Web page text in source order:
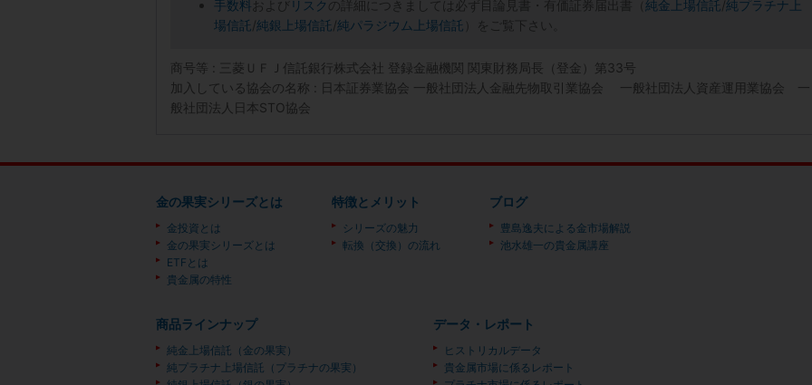
手数料 および リスク の詳細につきましては必ず目論見書・有価証券届出書（ 純金上場信託 /純プラチナ上
場信託 /純銀上場信託 /純パラジウム上場信託 ）をご覧下さい。
商号等 : 三菱ＵＦＪ信託銀行株式会社 登録金融機関 関東財務局長（登金）第33号
加入している協会の名称 : 日本証券業協会 一般社団法人金融先物取引業協会 一般社団法人資産運用業協会 一
般社団法人日本STO協会
金の果実シリーズとは
金投資とは
金の果実シリーズとは
ETFとは
貴金属の特性
特徴とメリット
シリーズの魅力
転換（交換）の流れ
ブログ
豊島逸夫による金市場解説
池水雄一の貴金属講座
商品ラインナップ
純金上場信託（金の果実）
純プラチナ上場信託（プラチナの果実）
データ・レポート
ヒストリカルデータ
貴金属市場に係るレポート